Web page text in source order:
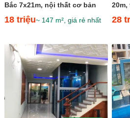
Bắc 7x21m, nội thất cơ bản
giá 18 triệu
18 triệu~ 147 m², giá rẻ nhất 28